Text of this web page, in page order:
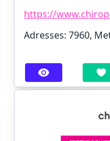
https://
Adresses: 7960,